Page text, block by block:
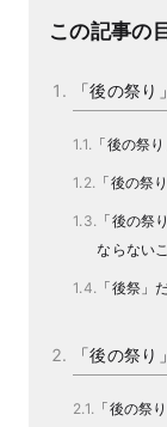
この記事の
「後の祭り
「後の祭
「後の祭
「後の祭
ならない
「後祭」
「後の祭
「後の祭